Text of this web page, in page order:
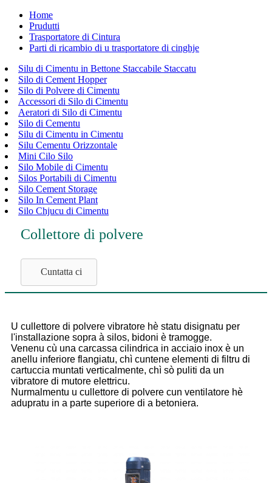
Home
Prudutti
Trasportatore di Cintura
Parti di ricambio di u trasportatore di cinghje
Silu di Cimentu in Bettone Staccabile Staccatu
Silo di Cement Hopper
Silo di Polvere di Cimentu
Accessori di Silo di Cimentu
Aeratori di Silo di Cimentu
Silo di Cementu
Silu di Cimentu in Cimentu
Silu Cementu Orizzontale
Mini Cilo Silo
Silo Mobile di Cimentu
Silos Portabili di Cimentu
Silo Cement Storage
Silo In Cement Plant
Silo Chjucu di Cimentu
Collettore di polvere
Cuntatta ci
U cullettore di polvere vibratore hè statu disignatu per
l'installazione sopra à silos, bidoni è tramogge.
Venenu cù una carcassa cilindrica in acciaio inox è un
anellu inferiore flangiatu, chì cuntene elementi di filtru di
cartuccia muntati verticalmente, chì sò puliti da un
vibratore di mutore elettricu.
Nurmalmentu u cullettore di polvere cun ventilatore hè
adupratu in a parte superiore di a betoniera.